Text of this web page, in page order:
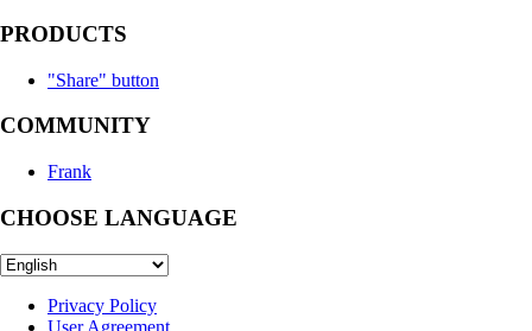
PRODUCTS
"Share" button
COMMUNITY
Frank
CHOOSE LANGUAGE
Privacy Policy
User Agreement